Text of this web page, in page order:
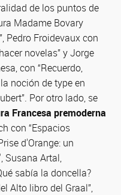
de los puntos de
Madame Bovary
Pedro Froidevaux con
novelas” y Jorge
con “Recuerdo,
noción de type en
Por otro lado, se
Francesa premoderna
con “Espacios
d'Orange: un
Susana Artal,
sabía la doncella?
Alto libro del Graal”,